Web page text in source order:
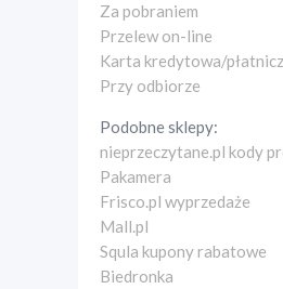
Za pobraniem
Przelew on-line
Karta kredytowa/
Przy odbiorze
Podobne sklepy:
nieprzeczytane.pl kody
Pakamera
Frisco.pl wyprzedaże
Mall.pl
Squla kupony rabatowe
Biedronka